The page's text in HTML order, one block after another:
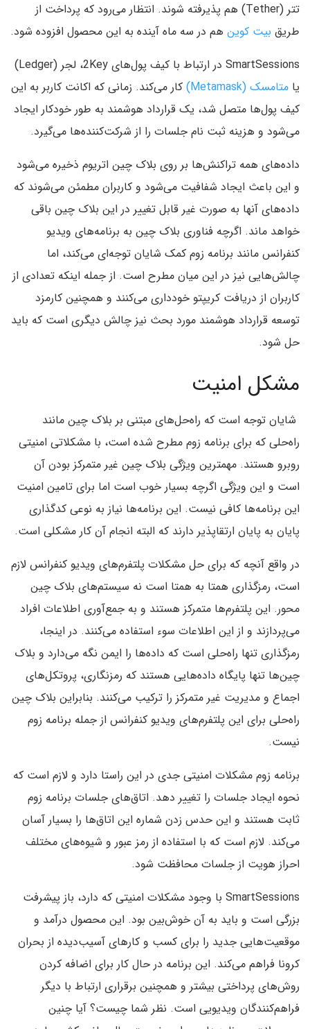
تتر (Tether) هم پذیرفته شوند. انتظار می‌رود که پرداخت از
طریق بیت کوین هم در سه ماه آینده به این محصول افزوده شود.
SmartSessions در ارتباط با کیف پول‌های 2Key، لجر (Ledger)
یا متامسک (Metamask)
کار می‌کند. زمانی که اکانت کاربر به این
کیف پول‌ها متصل شد، یک قرارداد هوشمند به طور خودکار ایجاد
می‌شود و هزینه ثبت نام جلسات را از شرکت‌کننده‌ها می‌گیرد.
داده‌های همه تراکنش‌ها بر روی بلاک چین اتریوم ذخیره می‌شود
و این باعث ایجاد شفافیت می‌شود و کاربران مطمئن می‌شوند که
داده‌های آنها به صورت غیر قابل تغییر در این بلاک چین باقی
خواهد ماند. اگرچه فناوری بلاک چین به برنامه‌های ویدیو
کنفرانس مانند برنامه زوم کمک شایان توجه‌ای می‌کند، اما
چالش‌هایی نیز در این میان مطرح است. از جمله اینکه تعدادی از
کاربران از دریافت کریپتو خودداری می‌کنند و همچنین کارمزد
توسعه قرارداد هوشمند مورد بحث نیز چالش دیگری است که باید
حل شود.
مشکل امنیت
شایان توجه است که راه‌حل‌های مبتنی بر بلاک چین مانند
راه‌حلی که برای برنامه زوم مطرح شده است، با مشکلاتی امنیتی
روبرو هستند. مهمترین ویژگی بلاک چین غیر متمرکز بودن آن
است و این ویژگی اگرچه بسیار خوب است اما برای تامین امنیت
این برنامه‌ها کافی نیست. این برنامه‌ها نیاز به نوعی کدگذاری
پایان به پایان ارتقا‌پذیر دارند که البته انجام آن کار مشکلی است.
در واقع آنچه که برای حل مشکلات پلتفرم‌های ویدیو کنفرانس لازم
است، رمزگذاری همتا به همتا است نه سیستم‌های بلاک چین
محور. این پلتفرم‌ها متمرکز هستند و به جمع‌آوری اطلاعات افراد
می‌پردازند و از این اطلاعات سوء استفاده می‌کنند. در اینجا،
رمزگذاری تنها راه‌حلی است که داده‌ها را ایمن نگه می‌دارد و بلاک
چین‌ها تنها پایگاه داده‌هایی هستند که رمزنگاری، پروتکل‌های
اجماع و مدیریت غیر متمرکز را ترکیب می‌کنند. بنابراین بلاک چین
راه‌حلی برای این پلتفرم‌های ویدیو کنفرانس از جمله برنامه زوم
نیست.
برنامه زوم مشکلات امنیتی جدی در این راستا دارد و لازم است که
نحوه ایجاد جلسات را تغییر دهد. اتاق‌های جلسات برنامه زوم
ثابت هستند و این حدس زدن شماره این اتاق‌ها را بسیار آسان
می‌کند. لازم است که با استفاده از رمز عبور و شیوه‌های مختلف
احراز هویت از جلسات محافظت شود.
SmartSessions با وجود مشکلات امنیتی که دارد، باز پیشرفت
بزرگی است و باید به آن خوش‌بین بود. این محصول درآمد و
موقعیت‌هایی جدید را برای کسب و کار‌های آسیب‌دیده از بحران
کرونا فراهم می‌کند. این برنامه در حال کار برای اضافه کردن
روش‌های پرداختی بیشتر و همچنین برقراری ارتباط با دیگر
فراهم‌کنندگان ویدیویی است. نظر شما چیست؟ آیا چنین